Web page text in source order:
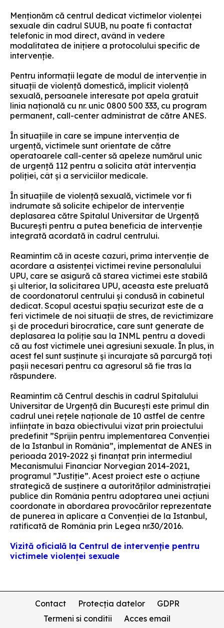
Menționăm că centrul dedicat victimelor violenței
sexuale din cadrul SUUB, nu poate fi contactat
telefonic în mod direct, având în vedere
modalitatea de inițiere a protocolului specific de
intervenție.
Pentru informații legate de modul de intervenție în
situații de violență domestică, implicit violență
sexuală, persoanele interesate pot apela gratuit
linia națională cu nr. unic 0800 500 333, cu program
permanent, call-center administrat de către ANES.
În situațiile în care se impune intervenția de
urgență, victimele sunt orientate de către
operatoarele call-center să apeleze numărul unic
de urgență 112 pentru a solicita atât intervenția
poliției, cât și a serviciilor medicale.
În situațiile de violență sexuală, victimele vor fi
îndrumate să solicite echipelor de intervenție
deplasarea către Spitalul Universitar de Urgență
București pentru a putea beneficia de intervenție
integrată acordată în cadrul centrului.
Reamintim că în aceste cazuri, prima intervenție de
acordare a asistenței victimei revine personalului
UPU, care se asigură că starea victimei este stabilă
și ulterior, la solicitarea UPU, aceasta este preluată
de coordonatorul centrului și condusă în cabinetul
dedicat. Scopul acestui spațiu securizat este de a
feri victimele de noi situații de stres, de revictimizare
și de proceduri birocratice, care sunt generate de
deplasarea la poliție sau la INML pentru a dovedi
că au fost victimele unei agresiuni sexuale. În plus, în
acest fel sunt susținute și încurajate să parcurgă toți
pașii necesari pentru ca agresorul să fie tras la
răspundere.
Reamintim că Centrul deschis în cadrul Spitalului
Universitar de Urgență din București este primul din
cadrul unei rețele naționale de 10 astfel de centre
înființate în baza obiectivului vizat prin proiectului
predefinit ”Sprijin pentru implementarea Convenției
de la Istanbul în România”, implementat de ANES în
perioada 2019-2022 și finanțat prin intermediul
Mecanismului Financiar Norvegian 2014-2021,
programul ”Justiție”. Acest proiect este o acțiune
strategică de susținere a autorităților administrației
publice din România pentru adoptarea unei acțiuni
coordonate în abordarea provocărilor reprezentate
de punerea în aplicare a Convenției de la Istanbul,
ratificată de România prin Legea nr.30/2016.
Vizită oficială la Centrul de intervenție pentru
victimele violenței sexuale
Contact Protecția datelor
GDPR
Termeni si conditii
Acces email